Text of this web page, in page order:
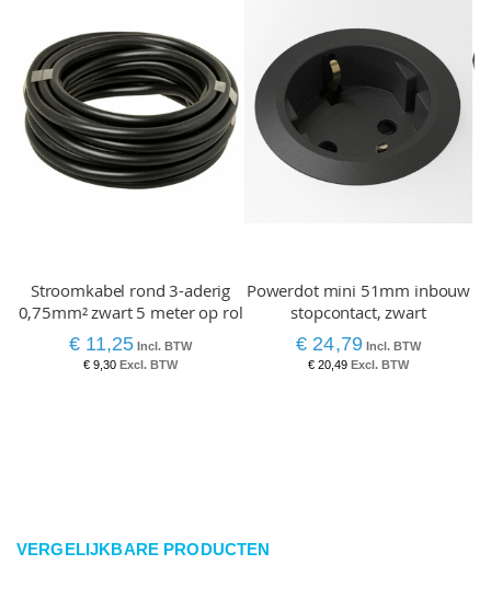
Stroomkabel rond 3-aderig
0,75mm² zwart 5 meter op rol
€ 11,25
€ 9,30
Powerdot mini 51mm inbouw
stopcontact, zwart
€ 24,79
€ 20,49
VERGELIJKBARE PRODUCTEN